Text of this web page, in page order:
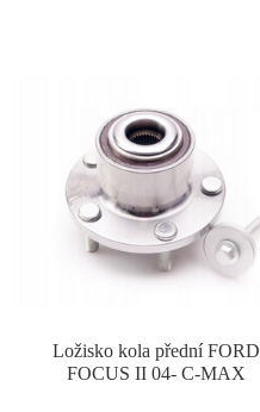
Ložisko kola přední FORD
FOCUS II 04- C-MAX